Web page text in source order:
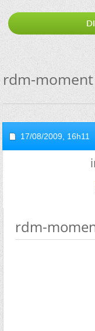
rdm-
17/08/2009, 16h11
rdm-